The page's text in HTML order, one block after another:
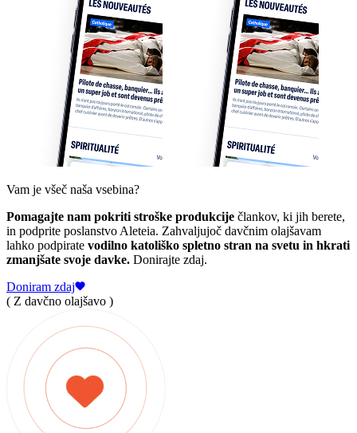
Vam je všeč naša vsebina?
Pomagajte nam pokriti stroške produkcije člankov, ki jih berete,
in podprite poslanstvo Aleteia. Zahvaljujoč davčnim olajšavam
lahko podpirate vodilno katoliško spletno stran na svetu in hkrati
zmanjšate svoje davke. Donirajte zdaj.
Doniram zdaj
( Z davčno olajšavo )